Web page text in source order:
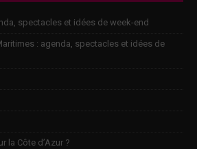
spectacles et idées de week-end
: agenda, spectacles et idées de
la Côte d’Azur ?